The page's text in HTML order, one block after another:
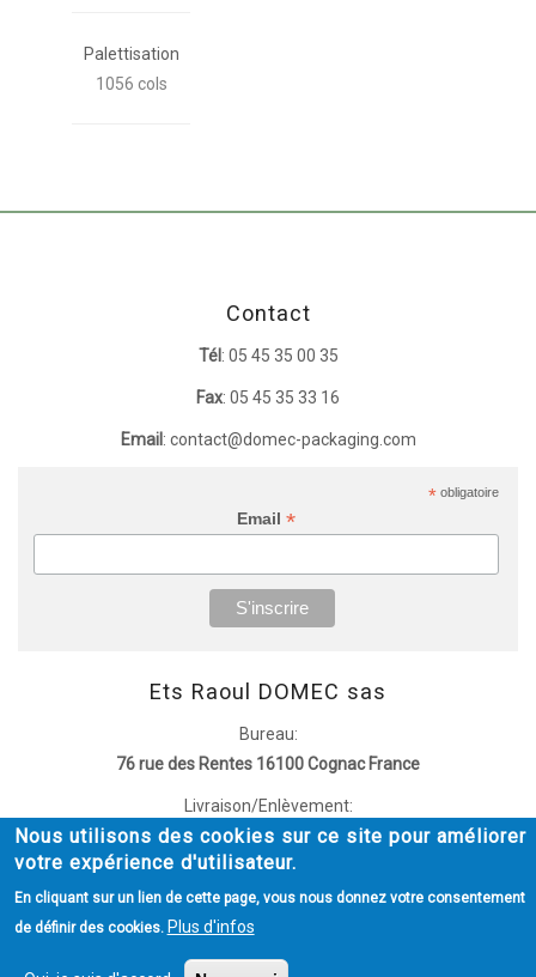
Palettisation
1056 cols
Contact
Tél : 05 45 35 00 35
Fax: 05 45 35 33 16
Email : contact@domec-packaging.com
*obligatoire
Email *
Ets Raoul DOMEC sas
Bureau:
76 rue des Rentes 16100 Cognac France
Livraison/Enlèvement:
51 rue de Montesquieu 16100 Cognac France
Menu
Nous utilisons des cookies sur ce site pour améliorer
votre expérience d'utilisateur.
En cliquant sur un lien de cette page, vous nous donnez votre consentement
de définir des cookies. Plus d'infos